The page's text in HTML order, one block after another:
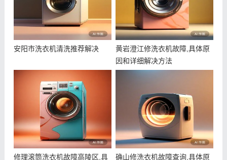
安阳市洗衣机清洗推荐解决
黄岩澄江修洗衣机故障,具体原
因和详细解决方法
修理滚筒洗衣机故障高陵区,具 确山修洗衣机故障查询,具体原